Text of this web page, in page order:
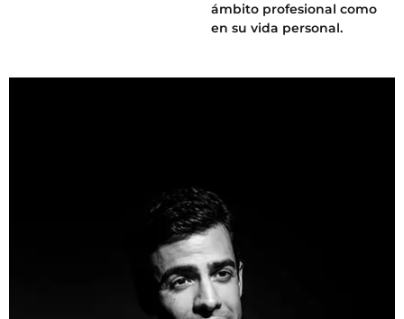
ámbito profesional como
en su vida personal.